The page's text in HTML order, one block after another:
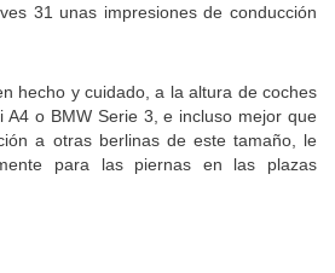
31 unas impresiones de conducción
hecho y cuidado, a la altura de coches
A4 o BMW Serie 3, e incluso mejor que
a otras berlinas de este tamaño, le
para las piernas en las plazas